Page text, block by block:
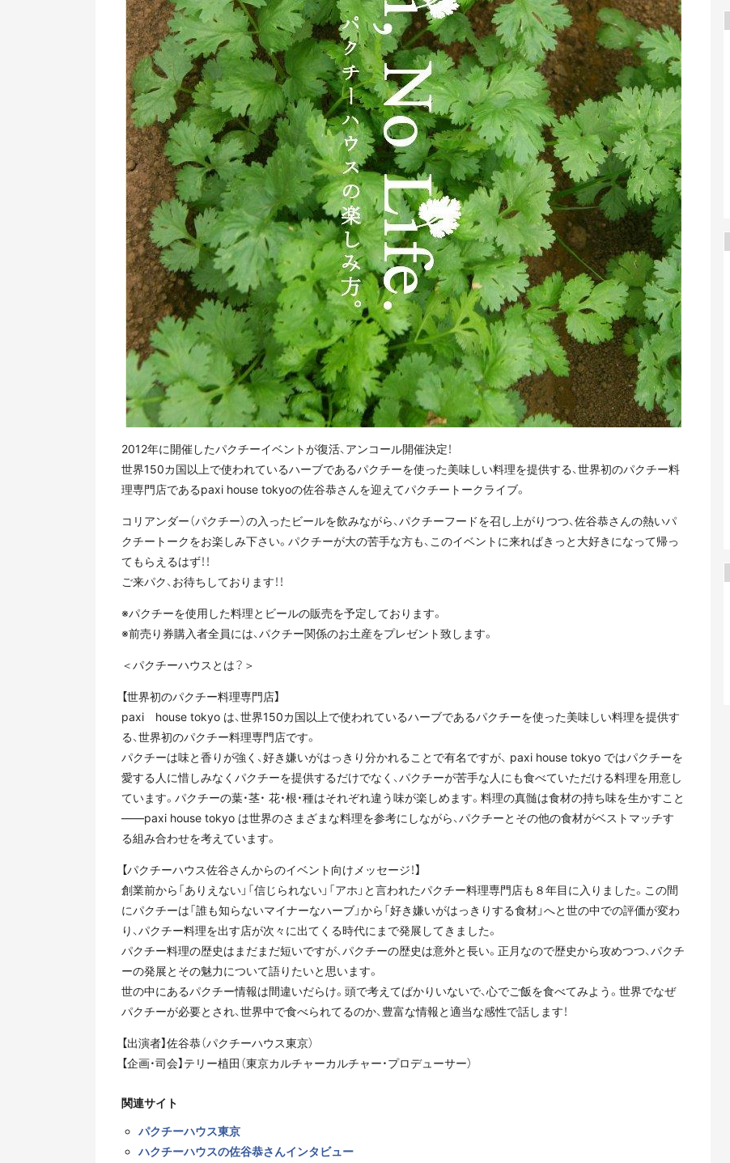
2012年に開催したパクチーイベントが復活、アンコール開催決定！
世界150カ国以上で使われているハーブであるパクチーを使った美味しい料理を提供する、世界初のパクチー料
理専門店であるpaxi house tokyoの佐谷恭さんを迎えてパクチートークライブ。
コリアンダー（パクチー）の入ったビールを飲みながら、パクチーフードを召し上がりつつ、佐谷恭さんの熱いパ
クチートークをお楽しみ下さい。パクチーが大の苦手な方も、このイベントに来ればきっと大好きになって帰っ
てもらえるはず！！
ご来パク、お待ちしております！！
※パクチーを使用した料理とビールの販売を予定しております。
※前売り券購入者全員には、パクチー関係のお土産をプレゼント致します。
＜パクチーハウスとは？＞
【世界初のパクチー料理専門店】
paxi house tokyo は、世界150カ国以上で使われているハーブであるパクチーを使った美味しい料理を提供す
る、世界初のパクチー料理専門店です。
パクチーは味と香りが強く、好き嫌いがはっきり分かれることで有名ですが、 paxi house tokyo ではパクチーを
愛する人に惜しみなくパクチーを提供するだけでなく、パクチーが苦手な人にも食べていただける料理を用意し
ています。パクチーの葉・茎・ 花・根・種はそれぞれ違う味が楽しめます。料理の真髄は食材の持ち味を生かすこと
――paxi house tokyo は世界のさまざまな料理を参考にしながら、パクチーとその他の食材がベストマッチす
る組み合わせを考えています。
【パクチーハウス佐谷さんからのイベント向けメッセージ！】
創業前から「ありえない」「信じられない」「アホ」と言われたパクチー料理専門店も８年目に入りました。この間
にパクチーは「誰も知らないマイナーなハーブ」から「好き嫌いがはっきりする食材」へと世の中での評価が変わ
り、パクチー料理を出す店が次々に出てくる時代にまで発展してきました。
パクチー料理の歴史はまだまだ短いですが、パクチーの歴史は意外と長い。正月なので歴史から攻めつつ、パクチ
ーの発展とその魅力について語りたいと思います。
世の中にあるパクチー情報は間違いだらけ。頭で考えてばかりいないで、心でご飯を食べてみよう。世界でなぜ
パクチーが必要とされ、世界中で食べられてるのか、豊富な情報と適当な感性で話します！
【出演者】佐谷恭（パクチーハウス東京）
【企画・司会】テリー植田（東京カルチャーカルチャー・プロデューサー）
関連サイト
パクチーハウス東京
ハクチーハウスの佐谷恭さんインタビュー